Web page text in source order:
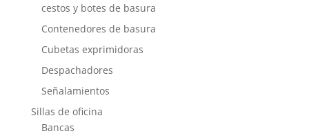
cestos y botes de basura
Contenedores de basura
Cubetas exprimidoras
Despachadores
Señalamientos
Sillas de oficina
Bancas